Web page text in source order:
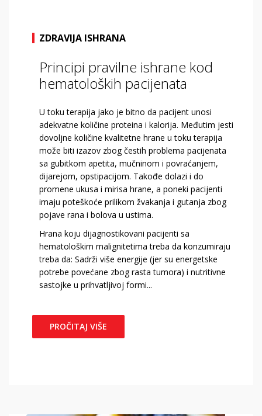
ZDRAVIJA ISHRANA
Principi pravilne ishrane kod
hematoloških pacijenata
U toku terapija jako je bitno da pacijent unosi
adekvatne količine proteina i kalorija. Međutim jesti
dovoljne količine kvalitetne hrane u toku terapija
može biti izazov zbog čestih problema pacijenata
sa gubitkom apetita, mučninom i povraćanjem,
dijarejom, opstipacijom. Takođe dolazi i do
promene ukusa i mirisa hrane, a poneki pacijenti
imaju poteškoće prilikom žvakanja i gutanja zbog
pojave rana i bolova u ustima.
Hrana koju dijagnostikovani pacijenti sa
hematološkim malignitetima treba da konzumiraju
treba da: Sadrži više energije (jer su energetske
potrebe povećane zbog rasta tumora) i nutritivne
sastojke u prihvatljivoj formi...
PROČITAJ VIŠE